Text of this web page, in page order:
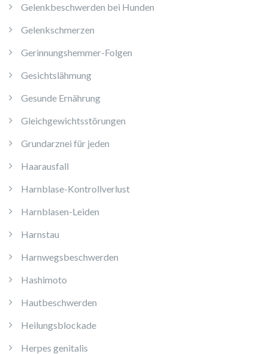
Gelenkbeschwerden bei Hunden
Gelenkschmerzen
Gerinnungshemmer-Folgen
Gesichtslähmung
Gesunde Ernährung
Gleichgewichtsstörungen
Grundarznei für jeden
Haarausfall
Harnblase-Kontrollverlust
Harnblasen-Leiden
Harnstau
Harnwegsbeschwerden
Hashimoto
Hautbeschwerden
Heilungsblockade
Herpes genitalis